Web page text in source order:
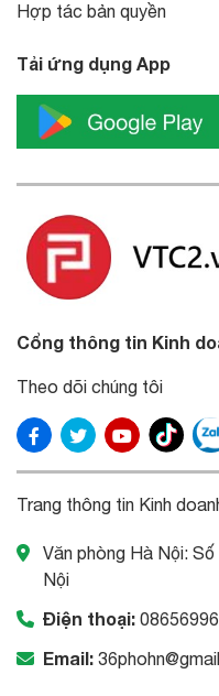
Hợp tác bản quyền
Tải ứng dụng App
Cổng thông tin Kinh
Theo dõi chúng tôi
Trang thông tin Kinh
Văn phòng Hà Nội:
Nội
Điện thoại:
Email: